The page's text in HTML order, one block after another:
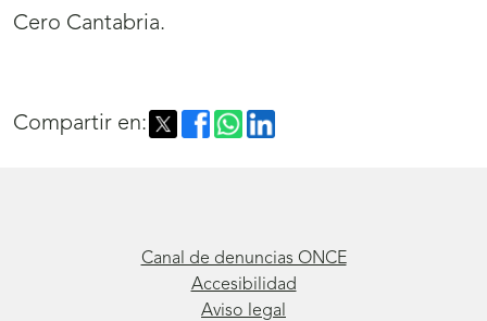
Cero Cantabria.
Compartir en:
Canal de denuncias ONCE
Accesibilidad
Aviso legal